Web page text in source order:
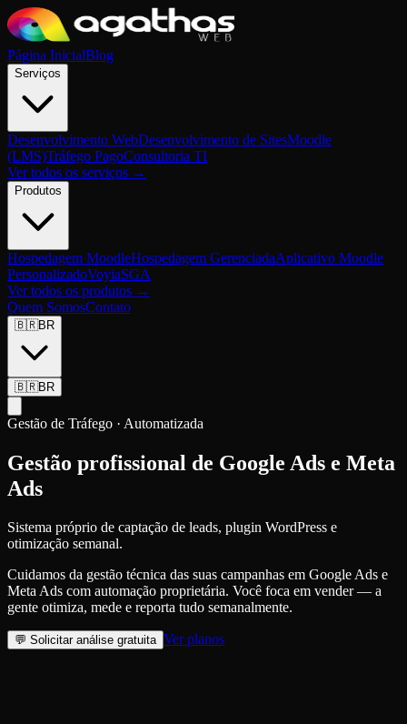
Página InicialBlog
Serviços
Desenvolvimento WebDesenvolvimento de SitesMoodle
(LMS)Tráfego PagoConsultoria TI
Ver todos os serviços →
Produtos
Hospedagem MoodleHospedagem GerenciadaAplicativo Moodle
PersonalizadoVoyiaSGA
Ver todos os produtos →
Quem SomosContato
🇧🇷BR
🇧🇷BR
Gestão de Tráfego · Automatizada
Gestão profissional de Google Ads e Meta
Ads
Sistema próprio de captação de leads, plugin WordPress e
otimização semanal.
Cuidamos da gestão técnica das suas campanhas em Google Ads e
Meta Ads com automação proprietária. Você foca em vender — a
gente otimiza, mede e reporta tudo semanalmente.
💬 Solicitar análise gratuita Ver planos